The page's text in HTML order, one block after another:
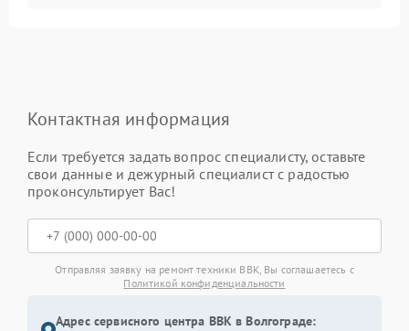
Контактная информация
Если требуется задать вопрос специалисту, оставьте
свои данные и дежурный специалист с радостью
проконсультирует Вас!
Отправляя заявку на ремонт техники BBK, Вы соглашаетесь с
Политикой конфиденциальности
Адрес сервисного центра BBK в Волгограде: